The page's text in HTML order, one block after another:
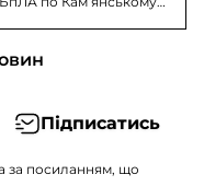
Підписатись
за посиланням, що